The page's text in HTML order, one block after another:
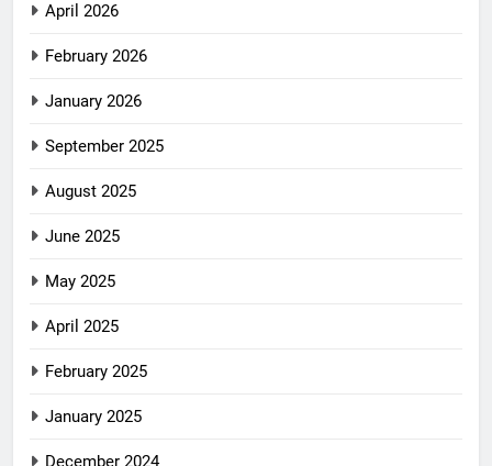
April 2026
February 2026
January 2026
September 2025
August 2025
June 2025
May 2025
April 2025
February 2025
January 2025
December 2024